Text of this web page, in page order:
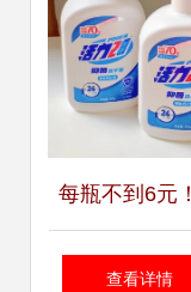
每瓶不到6元
力28抑菌洗手
查看详情